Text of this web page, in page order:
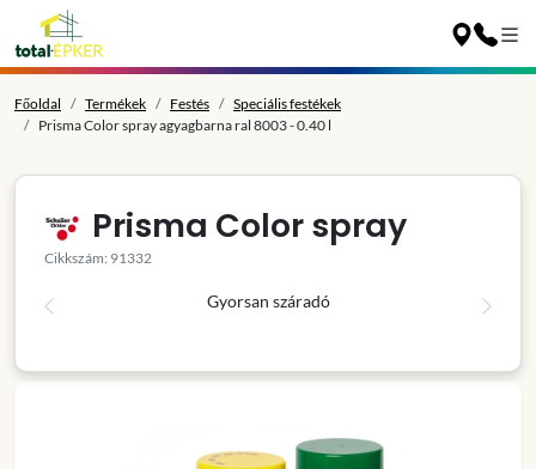
Főoldal Termékek Festés
Speciális festékek
Prisma Color spray agyagbarna ral 8003 - 0.40 l
Prisma Color spray
Cikkszám: 91332
Gyorsan száradó